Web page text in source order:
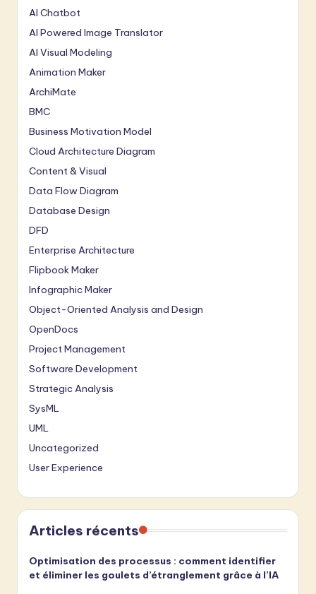
AI Chatbot
AI Powered Image Translator
AI Visual Modeling
Animation Maker
ArchiMate
BMC
Business Motivation Model
Cloud Architecture Diagram
Content & Visual
Data Flow Diagram
Database Design
DFD
Enterprise Architecture
Flipbook Maker
Infographic Maker
Object-Oriented Analysis and Design
OpenDocs
Project Management
Software Development
Strategic Analysis
SysML
UML
Uncategorized
User Experience
Articles récents
Optimisation des processus : comment identifier
et éliminer les goulets d’étranglement grâce à l’IA